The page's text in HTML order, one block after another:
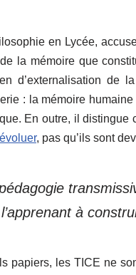
en Lycée,
la mémoire que
d’externalisation de
: la mémoire
En outre, il
, pas qu’ils sont
à
papiers, les TICE ne